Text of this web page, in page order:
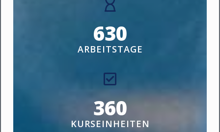
630
ARBEITSTAGE
360
KURSEINHEITEN